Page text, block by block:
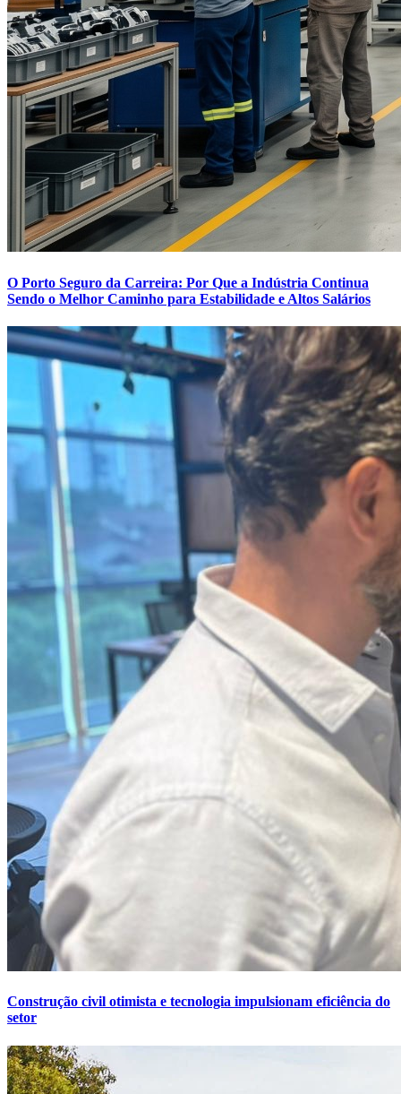
O Porto Seguro da Carreira: Por Que a Indústria Continua
Sendo o Melhor Caminho para Estabilidade e Altos Salários
Construção civil otimista e tecnologia impulsionam eficiência do
setor